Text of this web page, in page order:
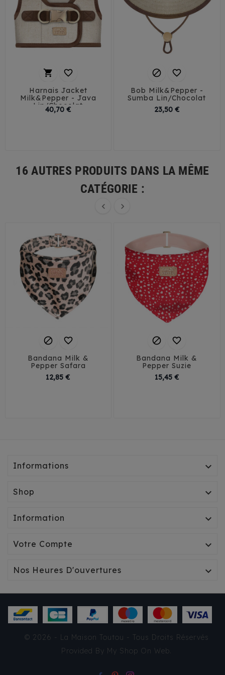
 
Harnais Jacket
Milk&Pepper - Java
Lin/Chocolat
40,70 €Prix
 
Bob Milk&Pepper -
Sumba Lin/Chocolat
23,50 €Prix
16 AUTRES PRODUITS DANS LA MÊME
CATÉGORIE :
 
 
Bandana Milk &
Pepper Safara
12,85 €
 
Bandana Milk &
Pepper Suzie
15,45 €Prix
BANDANA
BANGKA LIN/CHOCOLAT
Informations 
Shop 
Information 
Votre Compte 
Nos Heures D'ouvertures 
© 2026 - La Maison Toutou - Tous Droits Réservés
Provided By My Shop On Web